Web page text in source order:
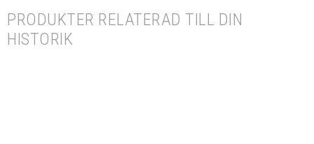
PRODUKTER RELATERAD TILL DIN
HISTORIK